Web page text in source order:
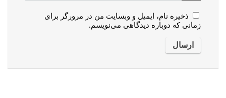
ذخیره نام، ایمیل و وبسایت من در مرورگر برای
زمانی که دوباره دیدگاهی می‌نویسم.